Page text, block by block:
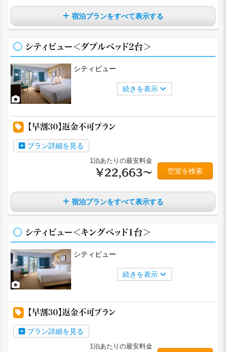
宿泊プランをすべて表示する
シティビュー＜ダブルベッド2台＞
シティビュー
続きを表示
【早割30】返金不可プラン
プラン詳細を見る
1泊あたりの最安料金
￥22,663～ 空室を検索
宿泊プランをすべて表示する
シティビュー＜キングベッド1台＞
シティビュー
続きを表示
【早割30】返金不可プラン
プラン詳細を見る
1泊あたりの最安料金